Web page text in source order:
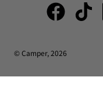
© Camper, 2026